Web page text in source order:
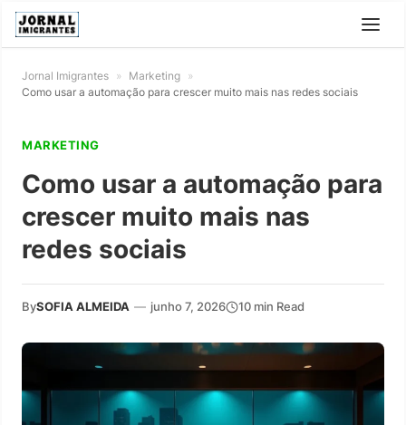
Jornal Imigrantes » Marketing »
Como usar a automação para crescer muito mais nas redes sociais
MARKETING
Como usar a automação para
crescer muito mais nas
redes sociais
BySOFIA ALMEIDA — junho 7, 2026 10 min Read